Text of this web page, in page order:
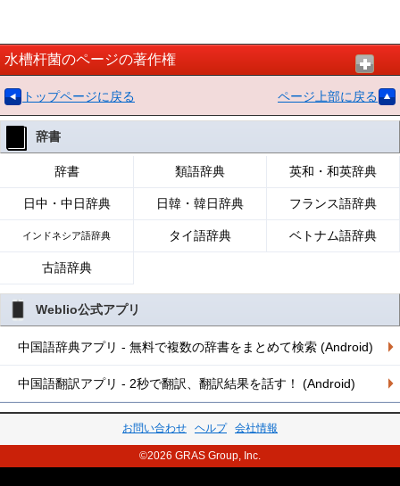
水槽杆菌のページの著作権
トップページに戻る ページ上部に戻る
辞書
辞書 類語辞典 英和・和英辞典
日中・中日辞典 日韓・韓日辞典 フランス語辞典
インドネシア語辞典 タイ語辞典 ベトナム語辞典
古語辞典
Weblio公式アプリ
中国語辞典アプリ - 無料で複数の辞書をまとめて検索 (Android)
中国語翻訳アプリ - 2秒で翻訳、翻訳結果を話す！ (Android)
お問い合わせ ヘルプ 会社情報
©2026 GRAS Group, Inc.